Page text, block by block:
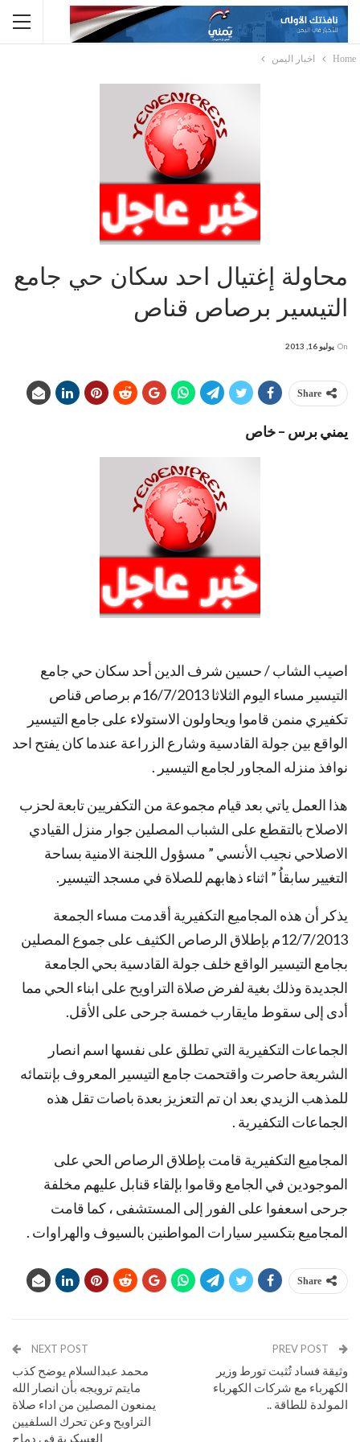
Home اخبار اليمن
محاولة إغتيال احد سكان حي جامع
التيسير برصاص قناص
On يوليو 16, 2013
Share
يمني برس – خاص
اصيب الشاب / حسين شرف الدين أحد سكان حي جامع
التيسير مساء اليوم الثلاثا 16/7/2013م برصاص قناص
تكفيري منمن قاموا ويحاولون الاستولاء على جامع التيسير
الواقع بين جولة القادسية وشارع الزراعة عندما كان يفتح احد
نوافذ منزله المجاور لجامع التيسير .
هذا العمل ياتي بعد قيام مجموعة من التكفريين تابعة لحزب
الاصلاح بالتقطع على الشباب المصلين جوار منزل القيادي
الاصلاحي نجيب الأنسي ” مسؤول اللجنة الامنية بساحة
التغيير سابقاُ ” اثناء ذهابهم للصلاة في مسجد التيسير.
يذكر أن هذه المجاميع التكفيرية أقدمت مساء الجمعة
12/7/2013م بإطلاق الرصاص الكثيف على جموع المصلين
بجامع التيسير الواقع خلف جولة القادسية بحي الجامعة
الجديدة وذلك بغية لفرض صلاة التراويح على ابناء الحي مما
أدى إلى سقوط مايقارب خمسة جرحى على الأقل.
الجماعات التكفيرية التي تطلق على نفسها اسم انصار
الشريعة حاصرت واقتحمت جامع التيسير المعروف بإنتمائه
للمذهب الزيدي بعد ان تم التعزيز بعدة باصات تقل هذه
الجماعات التكفيرية .
المجاميع التكفيرية قامت بإطلاق الرصاص الحي على
الموجودين في الجامع وقاموا بإلقاء قنابل عليهم مخلفة
جرحى اسعفوا على الفور إلى المستشفى ، كما قامت
المجاميع بتكسير سيارات المواطنين بالسيوف والهراوات .
Share
وثيقة فساد تُثبت تورط وزير
الكهرباء مع شركات الكهرباء
المولدة للطاقة ..
NEXT POST
محمد عبدالسلام يوضح كذب
مايتم ترويجه بأن انصار الله
يمنعون المصلين من اداء صلاة
التراويح وعن تحرك السلفيين
العسكرية في دماج